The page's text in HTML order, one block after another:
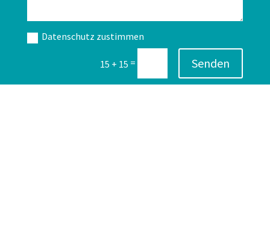
Datenschutz zustimmen
15 + 15 = Senden